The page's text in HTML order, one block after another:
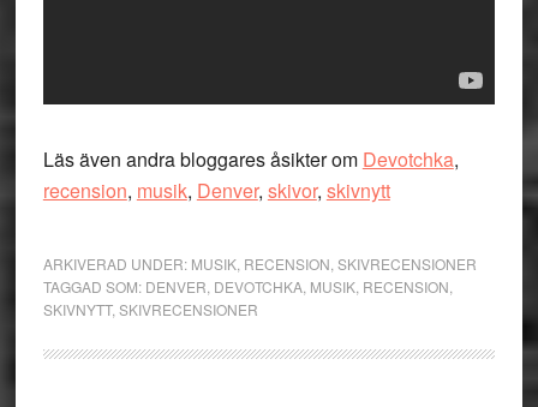
Läs även andra bloggares åsikter om Devotchka,
recension, musik, Denver, skivor, skivnytt
ARKIVERAD UNDER: MUSIK, RECENSION SKIVRECENSIONER
TAGGAD SOM: DENVER DEVOTCHKA, MUSIK, RECENSION
SKIVNYTT, SKIVRECENSIONER